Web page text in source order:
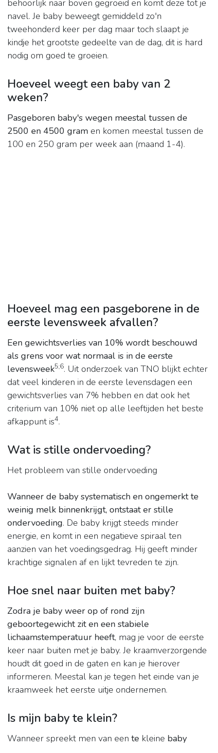
behoorlijk naar boven gegroeid en komt deze tot je
navel. Je baby beweegt gemiddeld zo'n
tweehonderd keer per dag maar toch slaapt je
kindje het grootste gedeelte van de dag, dit is hard
nodig om goed te groeien.
Hoeveel weegt een baby van 2
weken?
Pasgeboren baby's wegen meestal tussen de
2500 en 4500 gram en komen meestal tussen de
100 en 250 gram per week aan (maand 1-4).
Hoeveel mag een pasgeborene in de
eerste levensweek afvallen?
Een gewichtsverlies van 10% wordt beschouwd
als grens voor wat normaal is in de eerste
levensweek5;6. Uit onderzoek van TNO blijkt echter
dat veel kinderen in de eerste levensdagen een
gewichtsverlies van 7% hebben en dat ook het
criterium van 10% niet op alle leeftijden het beste
afkappunt is4.
Wat is stille ondervoeding?
Het probleem van stille ondervoeding
Wanneer de baby systematisch en ongemerkt te
weinig melk binnenkrijgt, ontstaat er stille
ondervoeding. De baby krijgt steeds minder
energie, en komt in een negatieve spiraal ten
aanzien van het voedingsgedrag. Hij geeft minder
krachtige signalen af en lijkt tevreden te zijn.
Hoe snel naar buiten met baby?
Zodra je baby weer op of rond zijn
geboortegewicht zit en een stabiele
lichaamstemperatuur heeft, mag je voor de eerste
keer naar buiten met je baby. Je kraamverzorgende
houdt dit goed in de gaten en kan je hierover
informeren. Meestal kan je tegen het einde van je
kraamweek het eerste uitje ondernemen.
Is mijn baby te klein?
Wanneer spreekt men van een te kleine baby